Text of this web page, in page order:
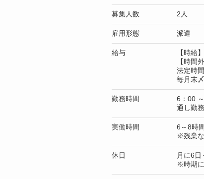
募集人数 2人
雇用形態 派遣
給与
【時給
【時間
法定時
毎月末
勤務時間
6：00
通し勤
実働時間
6～8時間
※残業
休日
月に6日
※時期